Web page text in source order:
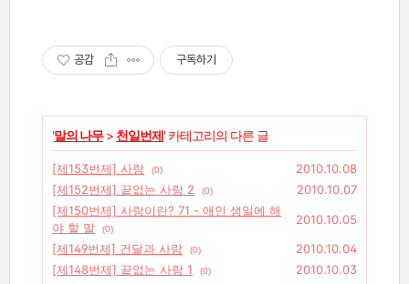
공감 구독하기
'말의 나무> 천일번제' 카테고리의 다른 글
[제153번제] 사랑 (0)
2010.10.08
[제152번제] 끝없는 사랑 2
(0)
2010.10.07
[제150번제] 사랑이란? 71 - 애인 생일에 해
야 할 말
(0)
2010.10.05
[제149번제] 건달과 사람
(0)
2010.10.04
[제148번제] 끝없는 사랑 1
(0) 2010.10.03